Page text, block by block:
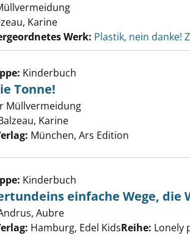
Karine
Werk: Plastik, nein danke!
von Nix für die Tonne! anzeigen
Kinderbuch
Tonne!
Müllvermeidung
Karine
München, Ars Edition
von Einhundertundeins einfache
Kinderbuch
einfache Wege, die
Aubre
Hamburg, Edel KidsReihe: Lonely